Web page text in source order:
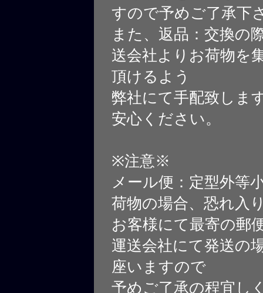
すので予めご了承下
また、返品：交換の
送会社よりお荷物を
頂けるよう
弊社にて手配致しま
安心ください。
※注意※
メール便：定型外等
荷物の場合、恐れ入
お客様にて最寄の郵
運送会社にて発送の
座いますので
予めご了承の程宜し